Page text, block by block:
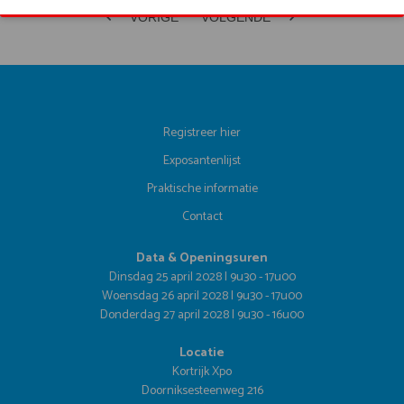
VORIGE VOLGENDE
Registreer hier
Exposantenlijst
Praktische informatie
Contact
Data & Openingsuren
Dinsdag 25 april 2028 | 9u30 - 17u00
Woensdag 26 april 2028 | 9u30 - 17u00
Donderdag 27 april 2028 | 9u30 - 16u00
Locatie
Kortrijk Xpo
Doorniksesteenweg 216